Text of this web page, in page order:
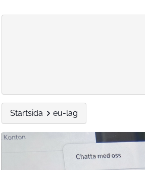
Startsida eu-lag